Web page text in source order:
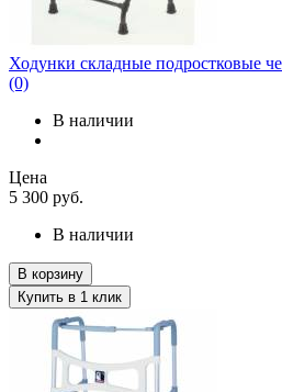
Ходунки складные подростковые
(0)
В наличии
Цена
5 300 руб.
В наличии
В корзину
Купить в 1 клик